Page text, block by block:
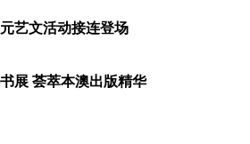
艺文活动接连登场
展 荟萃本澳出版精华